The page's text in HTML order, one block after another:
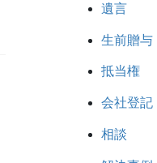
遺言
生前贈与
抵当権
会社登記
相談